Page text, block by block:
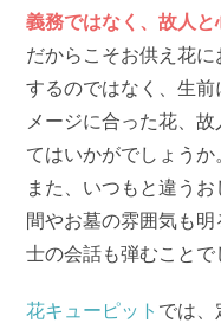
義務ではなく、故人
だからこそお供え花
するのではなく、生
メージに合った花、
てはいかがでしょうか
また、いつもと違う
間やお墓の雰囲気も
士の会話も弾むことで
花キューピット では、